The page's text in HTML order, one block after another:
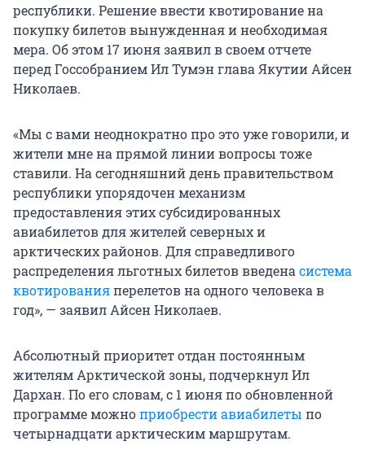
республики. Решение ввести квотирование на
покупку билетов вынужденная и необходимая
мера. Об этом 17 июня заявил в своем отчете
перед Госсобранием Ил Тумэн глава Якутии Айсен
Николаев.
«Мы с вами неоднократно про это уже говорили, и
жители мне на прямой линии вопросы тоже
ставили. На сегодняшний день правительством
республики упорядочен механизм
предоставления этих субсидированных
авиабилетов для жителей северных и
арктических районов. Для справедливого
распределения льготных билетов введена система
квотированияперелетов на одного человека в
год», — заявил Айсен Николаев.
Абсолютный приоритет отдан постоянным
жителям Арктической зоны, подчеркнул Ил
Дархан. По его словам, с 1 июня по обновленной
программе можноприобрести авиабилеты по
четырнадцати арктическим маршрутам.